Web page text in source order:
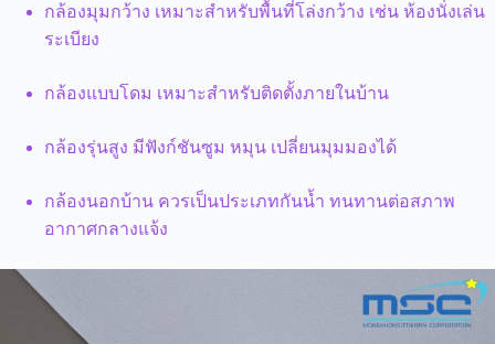
กล้องมุมกว้าง เหมาะสำหรับพื้นที่โล่งกว้าง เช่น ห้องนั่งเล่น
ระเบียง
กล้องแบบโดม เหมาะสำหรับติดตั้งภายในบ้าน
กล้องรุ่นสูง มีฟังก์ชันซูม หมุน เปลี่ยนมุมมองได้
กล้องนอกบ้าน ควรเป็นประเภทกันน้ำ ทนทานต่อสภาพ
อากาศกลางแจ้ง